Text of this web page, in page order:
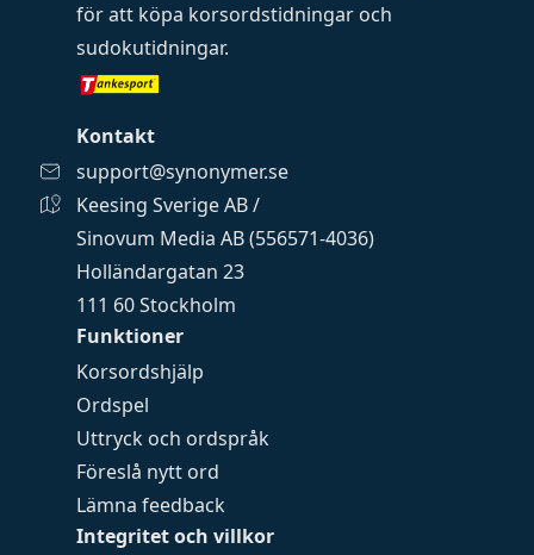
Funktioner
Korsordshjälp
Ordspel
Uttryck och ordspråk
Föreslå nytt ord
Lämna feedback
Integritet och villkor
för att köpa korsordstidningar och
sudokutidningar.
Kontakt
support@synonymer.se
Keesing Sverige AB /
Sinovum Media AB (556571-4036)
Holländargatan 23
111 60 Stockholm